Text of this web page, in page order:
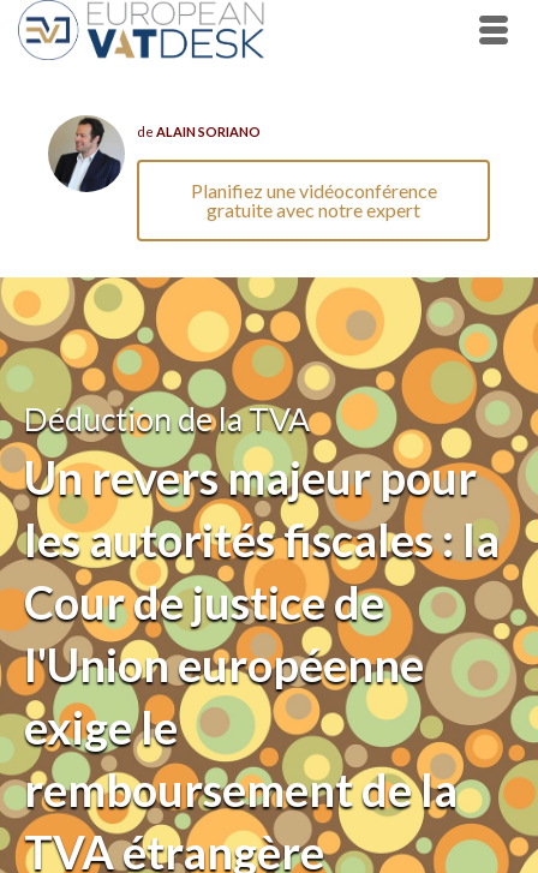
de ALAIN SORIANO
Planifiez une vidéoconférence
gratuite avec notre expert
Déduction de la TVA
Un revers majeur pour
les autorités fiscales : la
Cour de justice de
l'Union européenne
exige le
remboursement de la
TVA étrangère